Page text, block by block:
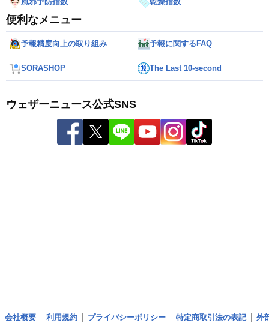
便利なメニュー
予報精度向上の取り組み 予報に関するFAQ
SORASHOP The Last 10-second
ウェザーニュース公式SNS
会社概要 利用規約 プライバシーポリシー 特定商取引法の表記 外